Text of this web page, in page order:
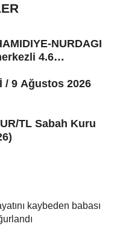
NURDAGI
4.6
/ 9 Ağustos 2026
TL Sabah Kuru
kaybeden babası